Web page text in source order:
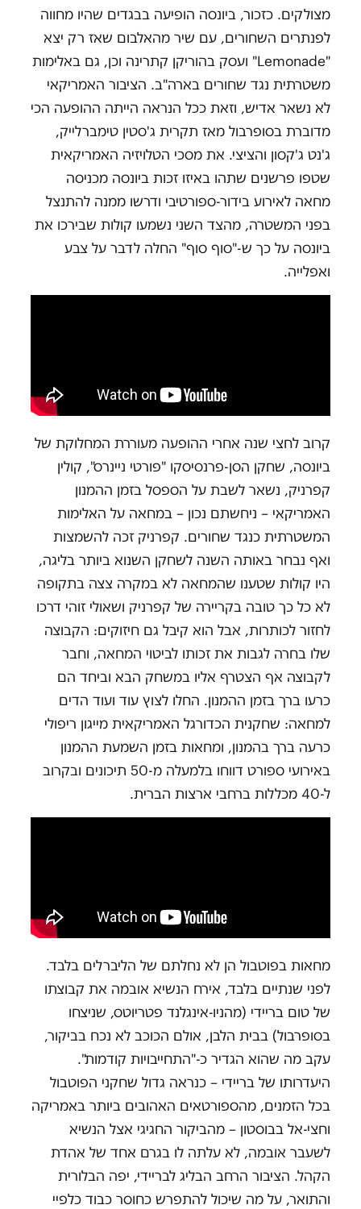
מצולקים. כזכור, ביונסה הופיעה בבגדים שהיו מחווה
לפנתרים השחורים, עם שיר מהאלבום שאז רק יצא
"
Lemonade" ועסק בהוריקן קתרינה וכן, גם באלימות
משטרתית נגד שחורים בארה"ב. הציבור האמריקאי
לא נשאר אדיש, וזאת ככל הנראה הייתה ההופעה הכי
מדוברת בסופרבול מאז תקרית ג'סטין טימברלייק,
ג'נט ג'קסון והציצי. את מסכי הטלויזיה האמריקאית
שטפו פרשנים שתהו באיזו זכות ביונסה מכניסה
מחאה לאירוע בידור-ספורטיבי ודרשו ממנה להתנצל
בפני המשטרה, מהצד השני נשמעו קולות שבירכו את
ביונסה על כך ש-"סוף סוף" החלה לדבר על צבע
ואפלייה.
קרוב לחצי שנה אחרי ההופעה מעוררת המחלוקת של
ביונסה, שחקן הסן-פרנסיסקו "פורטי ניינרס", קולין
קפרניק, נשאר לשבת על הספסל בזמן ההמנון
האמריקאי – ניחשתם נכון – במחאה על האלימות
המשטרתית כנגד שחורים. קפרניק זכה להשמצות
ואף נבחר באותה השנה לשחקן השנוא ביותר בליגה,
היו קולות שטענו שהמחאה לא במקרה צצה בתקופה
לא כל כך טובה בקריירה של קפרניק ושאולי זוהי דרכו
לחזור לכותרות, אבל הוא קיבל גם חיזוקים: הקבוצה
שלו בחרה לגבות את זכותו לביטוי המחאה, וחבר
לקבוצה אף הצטרף אליו במשחק הבא וביחד הם
כרעו ברך בזמן ההמנון. החלו לצוץ עוד ועוד הדים
למחאה: שחקנית הכדורגל האמריקאית מייגון ריפולי
כרעה ברך בהמנון, ומחאות בזמן השמעת ההמנון
באירועי ספורט דווחו בלמעלה מ-50 תיכונים ובקרוב
ל-40 מכללות ברחבי ארצות הברית.
מחאות בפוטבול הן לא נחלתם של הליברלים בלבד.
לפני שנתיים בלבד, אירח הנשיא אובמה את קבוצתו
של טום בריידי (מהניו-אינגלנד פטריוטס, שניצחו
בסופרבול) בבית הלבן, אולם הכוכב לא נכח בביקור,
עקב מה שהוא הגדיר כ-"התחייבויות קודמות".
היעדרותו של בריידי – כנראה גדול שחקני הפוטבול
בכל הזמנים, מהספורטאים האהובים ביותר באמריקה
וחצי-אל בבוסטון – מהביקור החגיגי אצל הנשיא
לשעבר אובמה, לא עלתה לו בגרם אחד של אהדת
הקהל. הציבור הרחב הבליג לבריידי, יפה הבלורית
והתואר, על מה שיכול להתפרש כחוסר כבוד כלפיי